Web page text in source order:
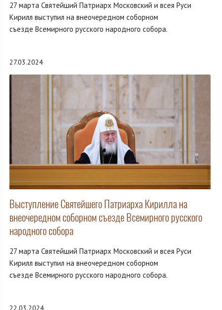
27 марта Святейший Патриарх Московский и всея Руси
Кирилл выступил на внеочередном соборном
съезде Всемирного русского народного собора.
27.03.2024
Выступление Святейшего Патриарха Кирилла на
внеочередном соборном съезде Всемирного русского
народного собора
27 марта Святейший Патриарх Московский и всея Руси
Кирилл выступил на внеочередном соборном
съезде Всемирного русского народного собора.